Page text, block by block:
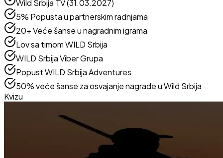
Wild Srbija TV (31.03.2027)
5% Popusta u partnerskim radnjama
20+ Veće šanse u nagradnim igrama
Lov sa timom WILD Srbija
WILD Srbija Viber Grupa
Popust WILD Srbija Adventures
50% veće šanse za osvajanje nagrade u Wild Srbija
Kvizu